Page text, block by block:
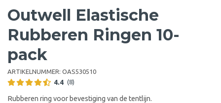
Outwell Elastische
Rubberen Ringen 10-
pack
ARTIKELNUMMER: OAS530510
4.4 (8)
Rubberen ring voor bevestiging van de tentlijn.